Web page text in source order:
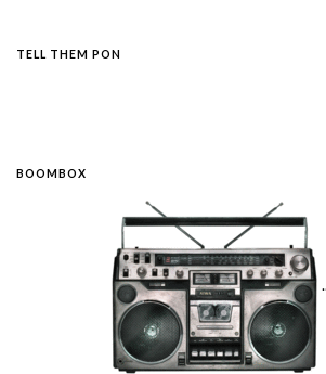
TELL THEM PON
BOOMBOX